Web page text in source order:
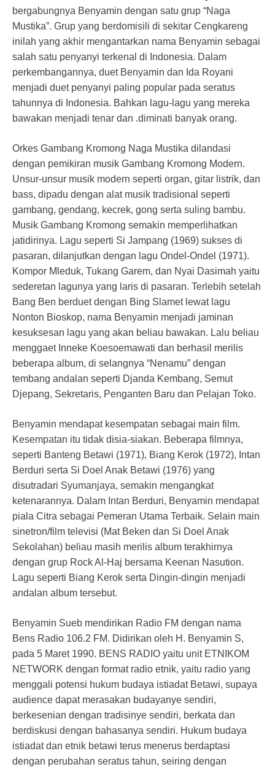
bergabungnya Benyamin dengan satu grup “Naga
Mustika”. Grup yang berdomisili di sekitar Cengkareng
inilah yang akhir mengantarkan nama Benyamin sebagai
salah satu penyanyi terkenal di Indonesia. Dalam
perkembangannya, duet Benyamin dan Ida Royani
menjadi duet penyanyi paling popular pada seratus
tahunnya di Indonesia. Bahkan lagu-lagu yang mereka
bawakan menjadi tenar dan .diminati banyak orang.
Orkes Gambang Kromong Naga Mustika dilandasi
dengan pemikiran musik Gambang Kromong Modern.
Unsur-unsur musik modern seperti organ, gitar listrik, dan
bass, dipadu dengan alat musik tradisional seperti
gambang, gendang, kecrek, gong serta suling bambu.
Musik Gambang Kromong semakin memperlihatkan
jatidirinya. Lagu seperti Si Jampang (1969) sukses di
pasaran, dilanjutkan dengan lagu Ondel-Ondel (1971).
Kompor Mleduk, Tukang Garem, dan Nyai Dasimah yaitu
sederetan lagunya yang laris di pasaran. Terlebih setelah
Bang Ben berduet dengan Bing Slamet lewat lagu
Nonton Bioskop, nama Benyamin menjadi jaminan
kesuksesan lagu yang akan beliau bawakan. Lalu beliau
menggaet Inneke Koesoemawati dan berhasil merilis
beberapa album, di selangnya “Nenamu” dengan
tembang andalan seperti Djanda Kembang, Semut
Djepang, Sekretaris, Penganten Baru dan Pelajan Toko.
Benyamin mendapat kesempatan sebagai main film.
Kesempatan itu tidak disia-siakan. Beberapa filmnya,
seperti Banteng Betawi (1971), Biang Kerok (1972), Intan
Berduri serta Si Doel Anak Betawi (1976) yang
disutradari Syumanjaya, semakin mengangkat
ketenarannya. Dalam Intan Berduri, Benyamin mendapat
piala Citra sebagai Pemeran Utama Terbaik. Selain main
sinetron/film televisi (Mat Beken dan Si Doel Anak
Sekolahan) beliau masih merilis album terakhirnya
dengan grup Rock Al-Haj bersama Keenan Nasution.
Lagu seperti Biang Kerok serta Dingin-dingin menjadi
andalan album tersebut.
Benyamin Sueb mendirikan Radio FM dengan nama
Bens Radio 106.2 FM. Didirikan oleh H. Benyamin S,
pada 5 Maret 1990. BENS RADIO yaitu unit ETNIKOM
NETWORK dengan format radio etnik, yaitu radio yang
menggali potensi hukum budaya istiadat Betawi, supaya
audience dapat merasakan budayanye sendiri,
berkesenian dengan tradisinye sendiri, berkata dan
berdiskusi dengan bahasanya sendiri. Hukum budaya
istiadat dan etnik betawi terus menerus berdaptasi
dengan perubahan seratus tahun, seiring dengan